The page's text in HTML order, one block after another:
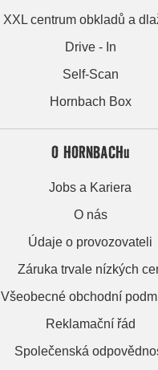
XXL centrum obkladů a
Drive - In
Self-Scan
Hornbach Box
O HORNBACHu
Jobs a Kariera
O nás
Údaje o provozovateli
Záruka trvale nízkých
Všeobecné obchodní
Reklamační řád
Společenská